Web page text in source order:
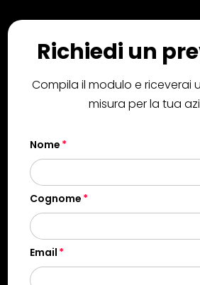
Richiedi un
Compila il modulo e riceverai
misura per la tua
Nome
Cognome
Email